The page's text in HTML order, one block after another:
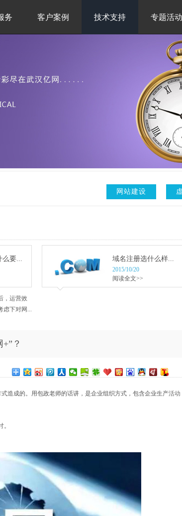
务 客户案例 技术支持 专题活动
网站建设
么要...
，运营效
虑下对网...
域名注册选什么样...
2015/10/20
阅读全文>>
？
造成的。用包政老师的话讲，是企业组织方式，包含企业生产活动